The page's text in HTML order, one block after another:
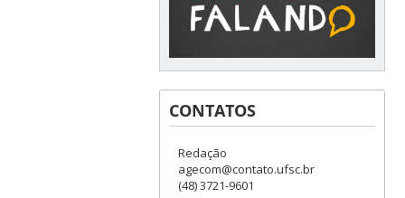
CONTATOS
Redação
agecom@contato.ufsc.br
(48) 3721-9601